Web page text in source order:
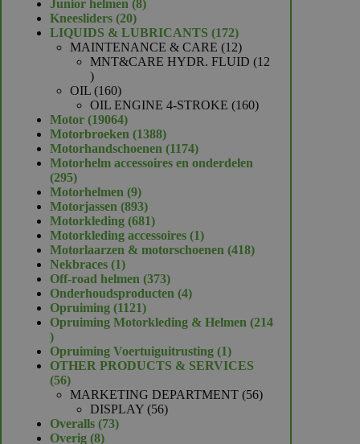
product
Junior helmen 88
Kneesliders 2020
producten
LIQUIDS & LUBRICANTS 172172
producten
MAINTENANCE & CARE 1212
producten
MNT&CARE HYDR. FLUID
12
12
producten
OIL 160160
producten
OIL ENGINE 4-STROKE 160160
Motor 1906419064
producten
Motorbroeken 13881388
producten
Motorhandschoenen 11741174
producten
Motorhelm accessoires en onderdelen
295295
producten
Motorhelmen 99
producten
Motorjassen 893893
producten
Motorkleding 681681
producten
Motorkleding accessoires 11
product
Motorlaarzen & motorschoenen 418418
Nekbraces 11
product
Off-road helmen 373373
producten
Onderhoudsproducten 44
Opruiming 11211121
producten
Opruiming Motorkleding & Helmen
214
214
producten
Opruiming Voertuiguitrusting 11
product
OTHER PRODUCTS & SERVICES
5656
producten
MARKETING DEPARTMENT 5656
DISPLAY 5656
Overalls 7373
Overig 88